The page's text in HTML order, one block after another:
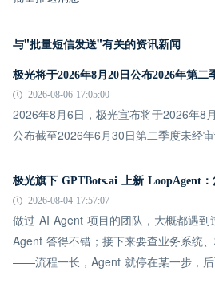
与"批量短信发送"有关的资讯新闻
极光将于2026年8月20日公布2026年第二
2026-08-06 17:05:00
2026年8月6日，极光宣布将于2026年8
公布截至2026年6月30日第二季度未经审
2026-08-04 17:57:07
做过 AI Agent 项目的团队，大概都遇到
Agent 答得不错；接下来要查业务系统
——流程一长，Agent 就停在某一步，后